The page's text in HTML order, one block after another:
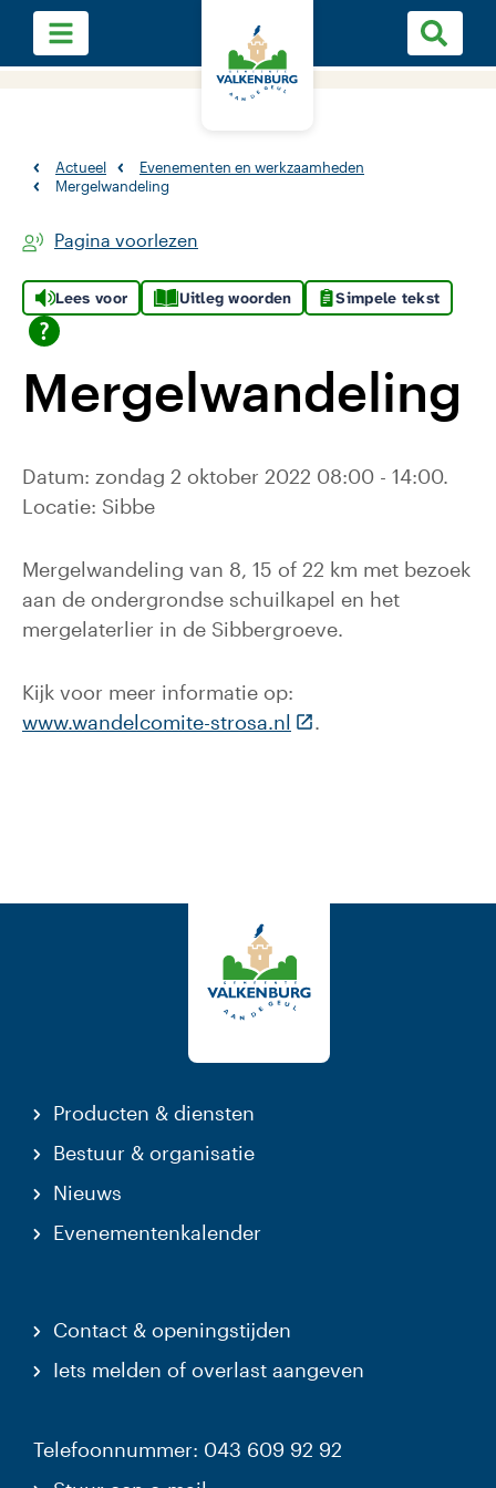
Actueel
Evenementen en werkzaamheden
Mergelwandeling
Pagina voorlezen
Lees voor Uitleg woorden Simpele tekst
Mergelwandeling
Datum: zondag 2 oktober 2022 08:00 - 14:00.
Locatie: Sibbe
Mergelwandeling van 8, 15 of 22 km met bezoek
aan de ondergrondse schuilkapel en het
mergelaterlier in de Sibbergroeve.
Kijk voor meer informatie op:
www.wandelcomite-strosa.nl (Deze link gaat naar
.
Producten & diensten
Bestuur & organisatie
Nieuws
Evenementenkalender
Contact & openingstijden
Iets melden of overlast aangeven
Telefoonnummer: 043 609 92 92